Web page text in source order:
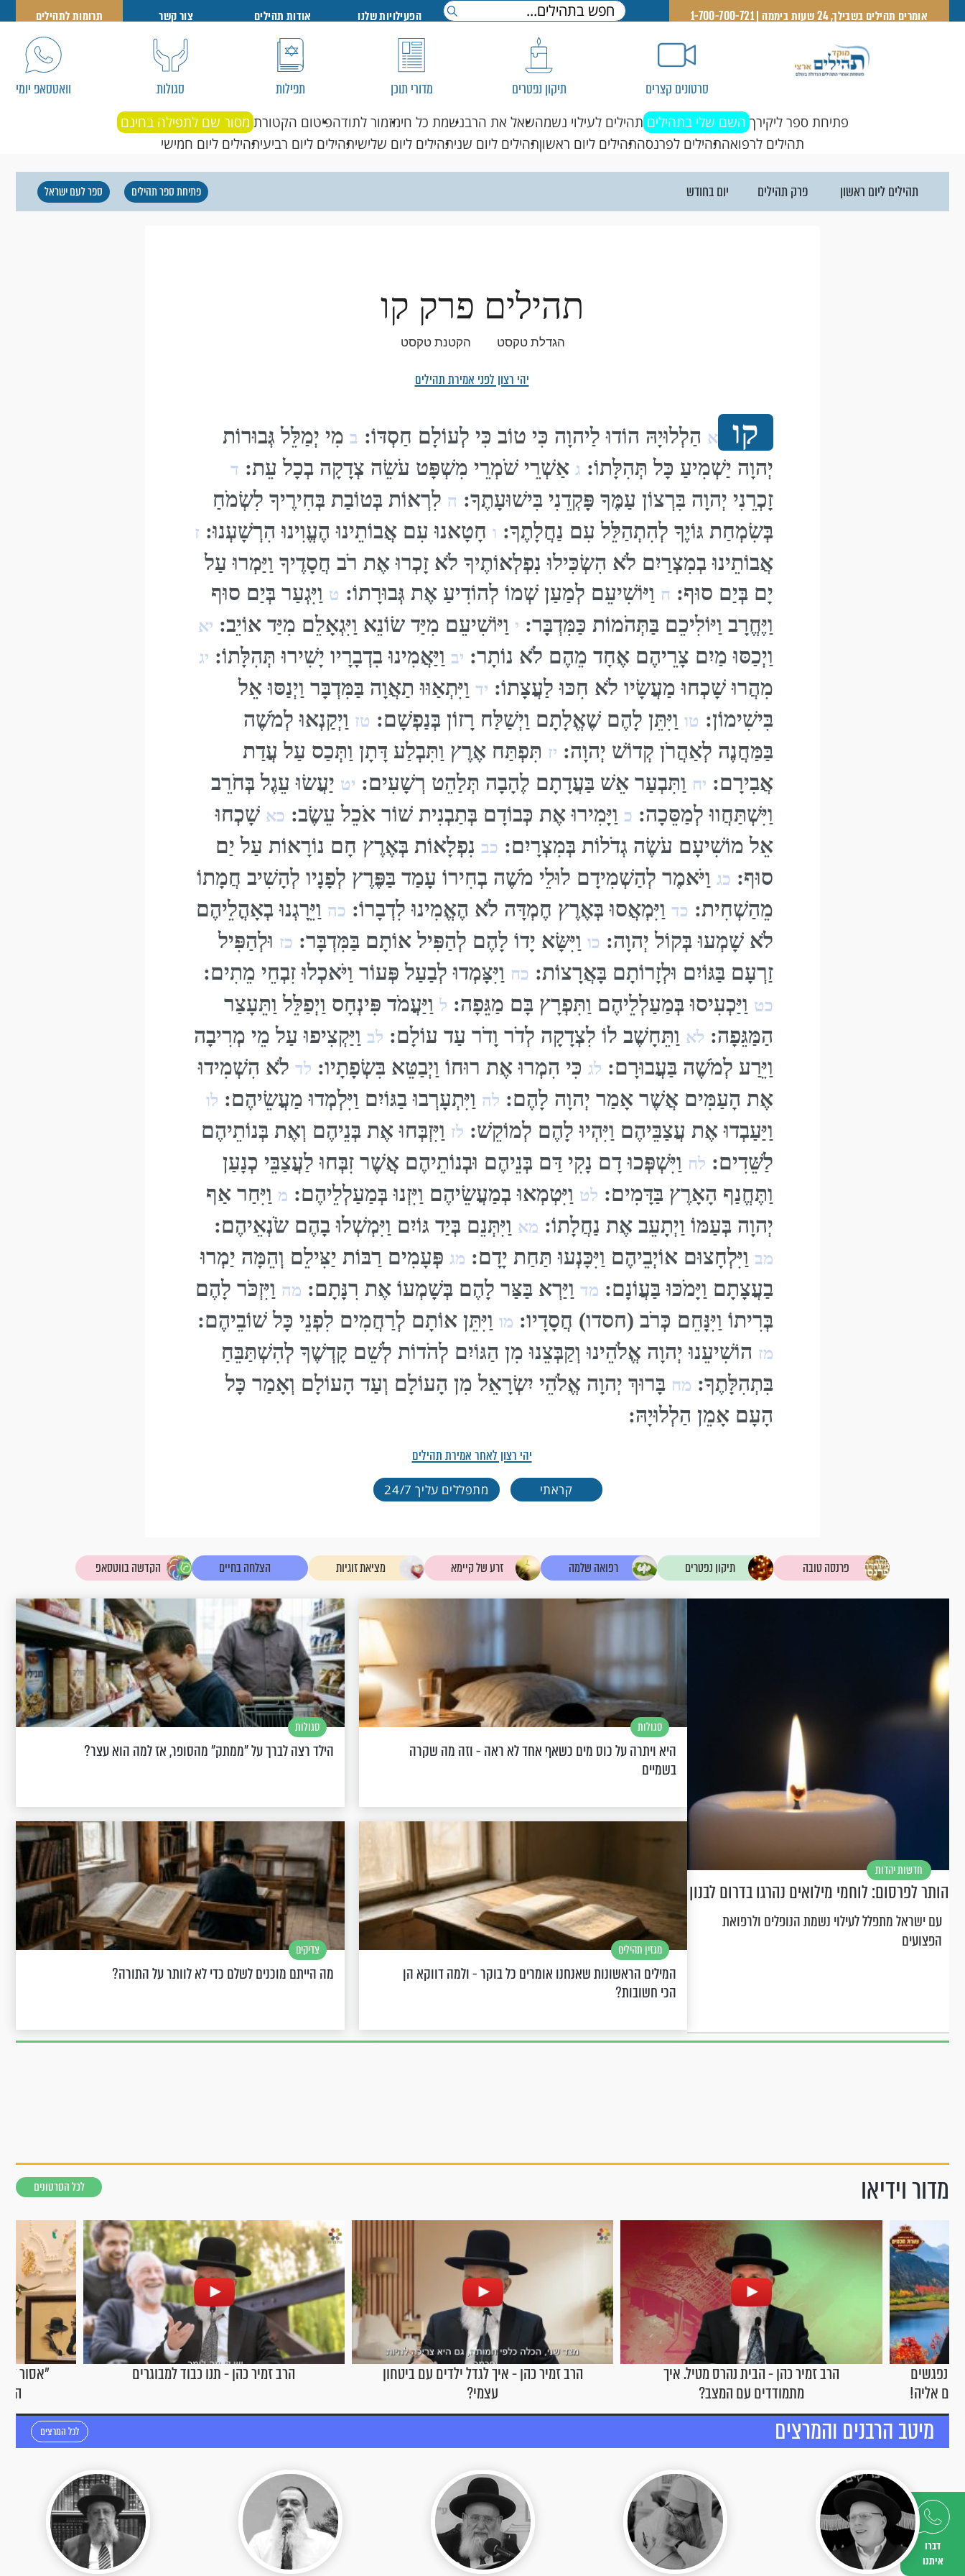
דברו
איתנו
אומרים תהילים בשבילך, 24 שעות ביממה | 1-700-700-721 הפעילויות שלנו אודות תהילים צור קשר תרומות לתהילים
סרטונים קצרים תיקון נפטרים מדורי תוכן תפילות סגולות וואטסאפ יומי
פתיחת ספר ליקירך השם שלי בתהילים תהילים לעילוי נשמהשאל את הרבנשמת כל חימזמור לתודהפיטום הקטורת מסור שם לתפילה בחינם
תהילים לרפואהתהילים לפרנסהתהילים ליום ראשוןתהילים ליום שניתהילים ליום שלישיתהילים ליום רביעיתהילים ליום חמישי
פרק תהילים יום בחודש ספר לעם ישראל פתיחת ספר תהילים
תהילים פרק קו
הגדלת טקסט הקטנת טקסט
יהי רצון לפני אמירת תהילים
קו א הַלְלוּיָהּ הוֹדוּ לַיהוָה כִּי טוֹב כִּי לְעוֹלָם חַסְדּוֹ: ב מִי יְמַלֵּל גְּבוּרוֹת
יְהוָה יַשְׁמִיעַ כָּל תְּהִלָּתוֹ: ג אַשְׁרֵי שֹׁמְרֵי מִשְׁפָּט עֹשֵׂה צְדָקָה בְכָל עֵת: ד
זָכְרֵנִי יְהוָה בִּרְצוֹן עַמֶּךָ פָּקְדֵנִי בִּישׁוּעָתֶךָ: ה לִרְאוֹת בְּטוֹבַת בְּחִירֶיךָ לִשְׂמֹחַ
בְּשִׂמְחַת גּוֹיֶךָ לְהִתְהַלֵּל עִם נַחֲלָתֶךָ: ו חָטָאנוּ עִם אֲבוֹתֵינוּ הֶעֱוִינוּ הִרְשָׁעְנוּ: ז
אֲבוֹתֵינוּ בְמִצְרַיִם לֹא הִשְׂכִּילוּ נִפְלְאוֹתֶיךָ לֹא זָכְרוּ אֶת רֹב חֲסָדֶיךָ וַיַּמְרוּ עַל
יָם בְּיַם סוּף: ח וַיּוֹשִׁיעֵם לְמַעַן שְׁמוֹ לְהוֹדִיעַ אֶת גְּבוּרָתוֹ: ט וַיִּגְעַר בְּיַם סוּף
וַיֶּחֱרָב וַיּוֹלִיכֵם בַּתְּהֹמוֹת כַּמִּדְבָּר: י וַיּוֹשִׁיעֵם מִיַּד שׂוֹנֵא וַיִּגְאָלֵם מִיַּד אוֹיֵב: יא
וַיְכַסּוּ מַיִם צָרֵיהֶם אֶחָד מֵהֶם לֹא נוֹתָר: יב וַיַּאֲמִינוּ בִדְבָרָיו יָשִׁירוּ תְּהִלָּתוֹ: יג
מִהֲרוּ שָׁכְחוּ מַעֲשָׂיו לֹא חִכּוּ לַעֲצָתוֹ: יד וַיִּתְאַוּוּ תַאֲוָה בַּמִּדְבָּר וַיְנַסּוּ אֵל
בִּישִׁימוֹן: טו וַיִּתֵּן לָהֶם שֶׁאֱלָתָם וַיְשַׁלַּח רָזוֹן בְּנַפְשָׁם: טז וַיְקַנְאוּ לְמֹשֶׁה
בַּמַּחֲנֶה לְאַהֲרֹן קְדוֹשׁ יְהוָה: יז תִּפְתַּח אֶרֶץ וַתִּבְלַע דָּתָן וַתְּכַס עַל עֲדַת
אֲבִירָם: יח וַתִּבְעַר אֵשׁ בַּעֲדָתָם לֶהָבָה תְּלַהֵט רְשָׁעִים: יט יַעֲשׂוּ עֵגֶל בְּחֹרֵב
וַיִּשְׁתַּחֲווּ לְמַסֵּכָה: כ וַיָּמִירוּ אֶת כְּבוֹדָם בְּתַבְנִית שׁוֹר אֹכֵל עֵשֶׂב: כא שָׁכְחוּ
אֵל מוֹשִׁיעָם עֹשֶׂה גְדֹלוֹת בְּמִצְרָיִם: כב נִפְלָאוֹת בְּאֶרֶץ חָם נוֹרָאוֹת עַל יַם
סוּף: כג וַיֹּאמֶר לְהַשְׁמִידָם לוּלֵי מֹשֶׁה בְחִירוֹ עָמַד בַּפֶּרֶץ לְפָנָיו לְהָשִׁיב חֲמָתוֹ
מֵהַשְׁחִית: כד וַיִּמְאֲסוּ בְּאֶרֶץ חֶמְדָּה לֹא הֶאֱמִינוּ לִדְבָרוֹ: כה וַיֵּרָגְנוּ בְאָהֳלֵיהֶם
לֹא שָׁמְעוּ בְּקוֹל יְהוָה: כו וַיִּשָּׂא יָדוֹ לָהֶם לְהַפִּיל אוֹתָם בַּמִּדְבָּר: כז וּלְהַפִּיל
זַרְעָם בַּגּוֹיִם וּלְזָרוֹתָם בָּאֲרָצוֹת: כח וַיִּצָּמְדוּ לְבַעַל פְּעוֹר וַיֹּאכְלוּ זִבְחֵי מֵתִים:
כט וַיַּכְעִיסוּ בְּמַעַלְלֵיהֶם וַתִּפְרָץ בָּם מַגֵּפָה: ל וַיַּעֲמֹד פִּינְחָס וַיְפַלֵּל וַתֵּעָצַר
הַמַּגֵּפָה: לא וַתֵּחָשֶׁב לוֹ לִצְדָקָה לְדֹר וָדֹר עַד עוֹלָם: לב וַיַּקְצִיפוּ עַל מֵי מְרִיבָה
וַיֵּרַע לְמֹשֶׁה בַּעֲבוּרָם: לג כִּי הִמְרוּ אֶת רוּחוֹ וַיְבַטֵּא בִּשְׂפָתָיו: לד לֹא הִשְׁמִידוּ
אֶת הָעַמִּים אֲשֶׁר אָמַר יְהוָה לָהֶם: לה וַיִּתְעָרְבוּ בַגּוֹיִם וַיִּלְמְדוּ מַעֲשֵׂיהֶם: לו
וַיַּעַבְדוּ אֶת עֲצַבֵּיהֶם וַיִּהְיוּ לָהֶם לְמוֹקֵשׁ: לז וַיִּזְבְּחוּ אֶת בְּנֵיהֶם וְאֶת בְּנוֹתֵיהֶם
לַשֵּׁדִים: לח וַיִּשְׁפְּכוּ דָם נָקִי דַּם בְּנֵיהֶם וּבְנוֹתֵיהֶם אֲשֶׁר זִבְּחוּ לַעֲצַבֵּי כְנָעַן
וַתֶּחֱנַף הָאָרֶץ בַּדָּמִים: לט וַיִּטְמְאוּ בְמַעֲשֵׂיהֶם וַיִּזְנוּ בְּמַעַלְלֵיהֶם: מ וַיִּחַר אַף
יְהוָה בְּעַמּוֹ וַיְתָעֵב אֶת נַחֲלָתוֹ: מא וַיִּתְּנֵם בְּיַד גּוֹיִם וַיִּמְשְׁלוּ בָהֶם שֹׂנְאֵיהֶם:
מב וַיִּלְחָצוּם אוֹיְבֵיהֶם וַיִּכָּנְעוּ תַּחַת יָדָם: מג פְּעָמִים רַבּוֹת יַצִּילֵם וְהֵמָּה יַמְרוּ
בַעֲצָתָם וַיָּמֹכּוּ בַּעֲוֹנָם: מד וַיַּרְא בַּצַּר לָהֶם בְּשָׁמְעוֹ אֶת רִנָּתָם: מה וַיִּזְכֹּר לָהֶם
בְּרִיתוֹ וַיִּנָּחֵם כְּרֹב (חסדו) חֲסָדָיו: מו וַיִּתֵּן אוֹתָם לְרַחֲמִים לִפְנֵי כָּל שׁוֹבֵיהֶם:
מז הוֹשִׁיעֵנוּ יְהוָה אֱלֹהֵינוּ וְקַבְּצֵנוּ מִן הַגּוֹיִם לְהֹדוֹת לְשֵׁם קָדְשֶׁךָ לְהִשְׁתַּבֵּחַ
בִּתְהִלָּתֶךָ: מח בָּרוּךְ יְהוָה אֱלֹהֵי יִשְׂרָאֵל מִן הָעוֹלָם וְעַד הָעוֹלָם וְאָמַר כָּל
הָעָם אָמֵן הַלְלוּיָהּ:
יהי רצון לאחר אמירת תהילים
קראתי מתפללים עליך 24/7
פרנסה טובה תיקון נפטרים רפואה שלמה זרע של קיימא מציאת זוגיות הצלחה בחיים הקדשה בווטסאפ
חדשות יהדות
הותר לפרסום: לוחמי מילואים נהרגו בדרום לבנון
עם ישראל מתפלל לעילוי נשמת הנופלים ולרפואת
הפצועים
סגולות
היא ויתרה על כוס מים כשאף אחד לא ראה - וזה מה שקרה
בשמיים
סגולות
הילד רצה לברך על "ממתק" מהסופר, אז למה הוא עצר?
מגזין תהילים
המילים הראשונות שאנחנו אומרים כל בוקר - ולמה דווקא הן
הכי חשובות?
צדיקים
מה הייתם מוכנים לשלם כדי לא לוותר על התורה?
מדור וידיאו לכל הסרטונים
- הבית נהרס מטיל. איך
עם המצב?
הרב זמיר כהן - איך לגדל ילדים עם ביטחון
הרב זמיר כהן - תנו כבוד למבוגרים
"אסור לפחד. אנחנו בידיים של בורא עולם":
מיטב הרבנים והמרצים לכל המרצים